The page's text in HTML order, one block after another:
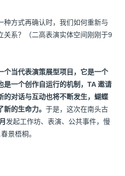
种方式再确认时，我们如何重新与
关系？（二高表演实体空间刚刚于9
个当代表演策展型项目，它是一个
是一个创作自运行的机制，TA 邀请
的对话与互动也将不断发生，蝴蝶
新的生命力。于是，这次在南头古
发起工作坊、表演、公共事件，慢
景梧桐。